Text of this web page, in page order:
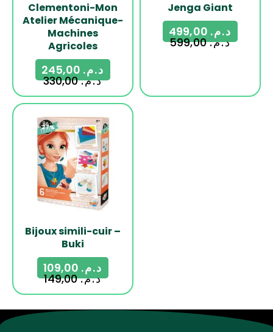
Clementoni-Mon
Atelier Mécanique-
Machines
Agricoles
د.م.330,00
د.م.
Jenga Giant
د.م.599,00
د.م.
-27%
Bijoux simili-cuir –
Buki
د.م.149,00
د.م.